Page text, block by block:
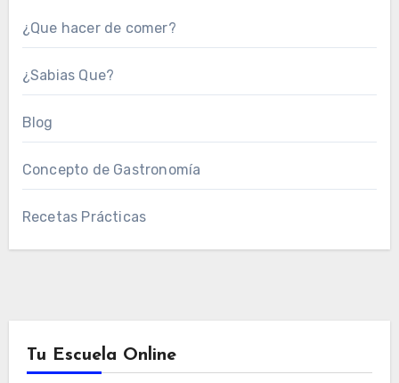
¿Que hacer de comer?
¿Sabias Que?
Blog
Concepto de Gastronomía
Recetas Prácticas
Tu Escuela Online